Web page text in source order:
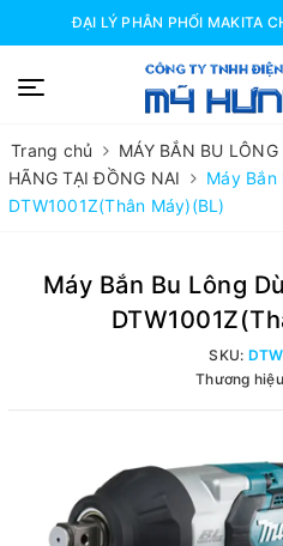
ĐẠI LÝ PHÂN PHỐI MAKITA
Trang chủ
MÁY BẮN BU
HÃNG TẠI ĐỒNG NAI
Máy Bắn
DTW1001Z(Thân Máy)(BL)
Máy Bắn Bu Lông
SKU:
Thương